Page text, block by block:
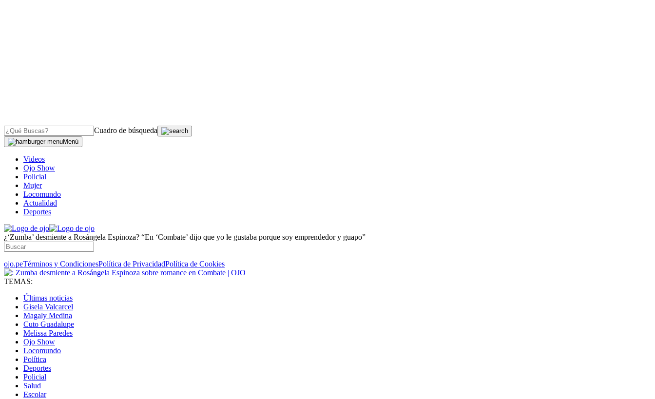
Cuadro de búsqueda
Menú
Videos
Ojo Show
Policial
Mujer
Locomundo
Actualidad
Deportes
¿‘Zumba’ desmiente a Rosángela Espinoza? “En ‘Combate’ dijo que yo le gustaba porque soy emprendedor y guapo”
ojo.peTérminos y CondicionesPolítica de PrivacidadPolítica de Cookies
TEMAS:
Últimas noticias
Gisela Valcarcel
Magaly Medina
Cuto Guadalupe
Melissa Paredes
Ojo Show
Locomundo
Política
Deportes
Policial
Salud
Escolar